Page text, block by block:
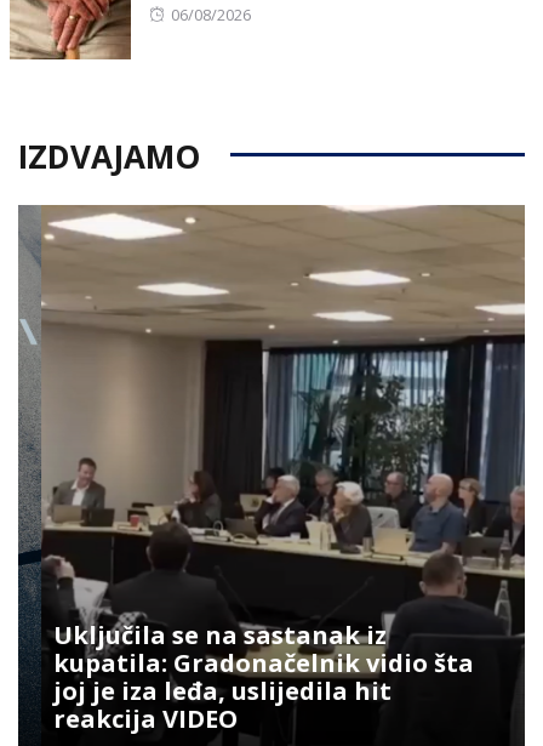
Posted
06/08/2026
IZDVAJAMO
Uključila se na sastanak iz
kupatila: Gradonačelnik vidio šta
joj je iza leđa, uslijedila hit
reakcija VIDEO